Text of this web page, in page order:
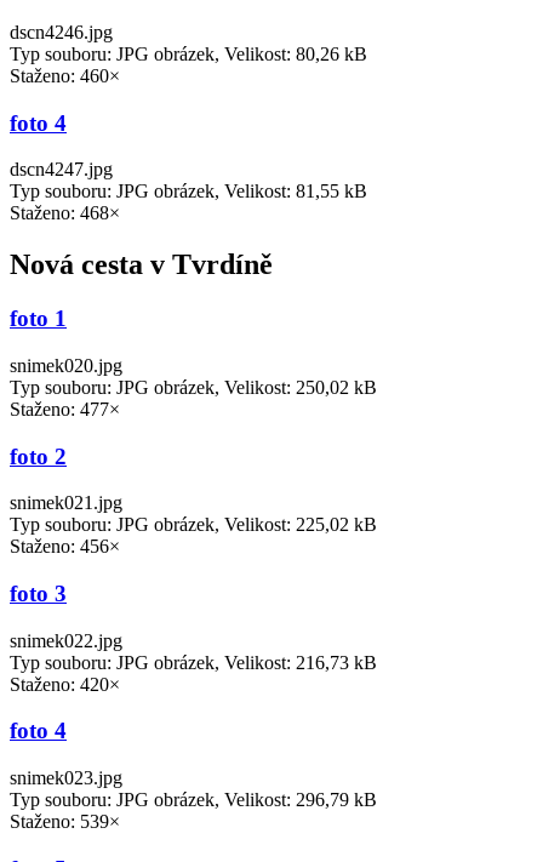
dscn4246.jpg
Typ souboru: JPG obrázek, Velikost: 80,26 kB
Staženo: 460×
foto 4
dscn4247.jpg
Typ souboru: JPG obrázek, Velikost: 81,55 kB
Staženo: 468×
Nová cesta v Tvrdíně
foto 1
snimek020.jpg
Typ souboru: JPG obrázek, Velikost: 250,02 kB
Staženo: 477×
foto 2
snimek021.jpg
Typ souboru: JPG obrázek, Velikost: 225,02 kB
Staženo: 456×
foto 3
snimek022.jpg
Typ souboru: JPG obrázek, Velikost: 216,73 kB
Staženo: 420×
foto 4
snimek023.jpg
Typ souboru: JPG obrázek, Velikost: 296,79 kB
Staženo: 539×